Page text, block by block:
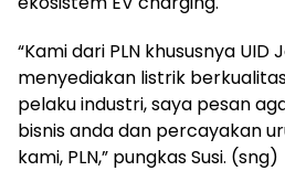
“Kami dari PLN khususnya UID
menyediakan listrik
pelaku industri, saya pesan
bisnis anda dan percayakan
kami, PLN,” pungkas Susi. (sng)